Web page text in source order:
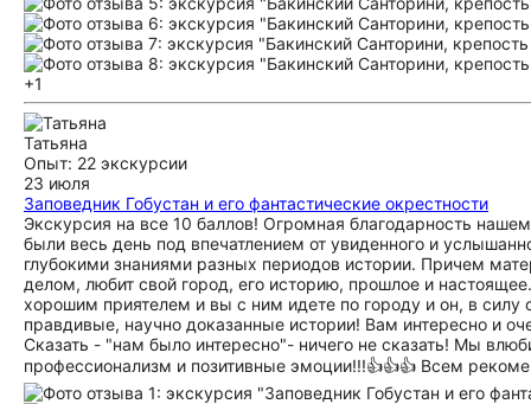
+1
Татьяна
Опыт: 22 экскурсии
23 июля
Заповедник Гобустан и его фантастические окрестности
Экскурсия на все 10 баллов! Огромная благодарность
были весь день под впечатлением от увиденного и
глубокими знаниями разных периодов истории. Причем
делом, любит свой город, его историю, прошлое и
хорошим приятелем и вы с ним идете по городу и он, в силу
правдивые, научно доказанные истории! Вам интересно и
Сказать - "нам было интересно"- ничего не сказать! Мы
профессионализм и позитивные эмоции!!!👍👍👍 Всем